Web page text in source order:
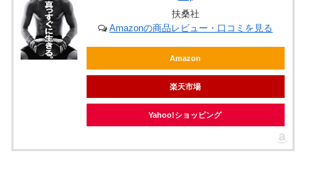
扶桑社
Amazonの商品レビュー・口コミを見る
Amazon
楽天市場
Yahoo!ショッピング